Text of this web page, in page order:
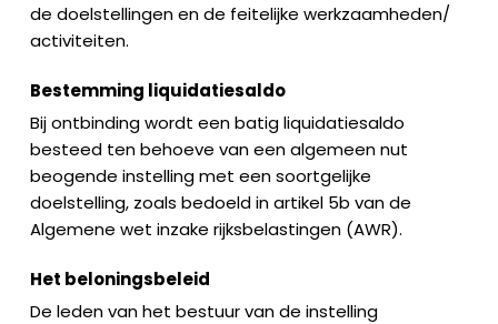
de doelstellingen en de feitelijke werkzaamheden/
activiteiten.
Bestemming liquidatiesaldo
Bij ontbinding wordt een batig liquidatiesaldo
besteed ten behoeve van een algemeen nut
beogende instelling met een soortgelijke
doelstelling, zoals bedoeld in artikel 5b van de
Algemene wet inzake rijksbelastingen (AWR).
Het beloningsbeleid
De leden van het bestuur van de instelling